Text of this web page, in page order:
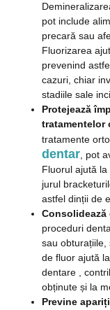
pot include
precară sau
Fluorizarea
prevenind
cazuri, chiar
stadiile sale
Protejează
tratamentelor
tratamente
dentar , pot
Fluorul ajută
jurul
astfel dinții de
Consolidează
proceduri
sau obturațiile,
de fluor ajută
dentare ,
obținute și la
Previne